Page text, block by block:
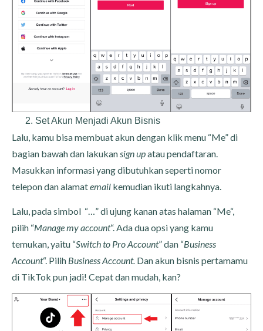
Set Akun Menjadi Akun Bisnis
Lalu, kamu bisa membuat akun dengan klik menu “Me” di
bagian bawah dan lakukan sign upatau pendaftaran.
Masukkan informasi yang dibutuhkan seperti nomor
telepon dan alamatemail kemudian ikuti langkahnya.
Lalu, pada simbol “…” di ujung kanan atas halaman “Me“,
pilih “Manage my account“. Ada dua opsi yang kamu
temukan, yaitu “Switch to Pro Account” dan “Business
Account“. Pilih Business Account. Dan akun bisnis pertamamu
di TikTok pun jadi! Cepat dan mudah, kan?